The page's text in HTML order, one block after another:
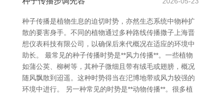
种子传播是植物生息的迫切时势，亦然生态系统中物种扩
散的要害身手。不同的植物通过多种路线传播撒子上海晋
想仪表科技有限公司，以确保后来代概况在适应的环境中
助长。 最常见的种子传播时势是**风力传播**。一些植物
如蒲公英、柳树等，其种子微细且带有绒毛或翅膀，概况
随风飘散到迢遥。这种时势得当在汜博地带或风力较强的
环境中进行。 另一种常见的时势是**动物传播**。很多植